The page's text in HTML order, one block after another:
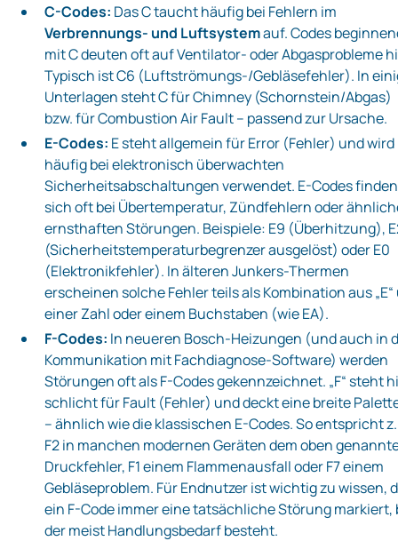
C-Codes: Das C taucht häufig bei Fehlern im
Verbrennungs- und Luftsystemauf. Codes
mit C deuten oft auf Ventilator- oder Abgasprobleme
Typisch ist C6 (Luftströmungs-/Gebläsefehler). In
Unterlagen steht C für Chimney (Schornstein/Abgas)
bzw. für Combustion Air Fault – passend zur Ursache.
E-Codes: E steht allgemein für Error (Fehler) und wird
häufig bei elektronisch überwachten
Sicherheitsabschaltungen verwendet. E-Codes finden
sich oft bei Übertemperatur, Zündfehlern oder
ernsthaften Störungen. Beispiele: E9 (Überhitzung),
(Sicherheitstemperaturbegrenzer ausgelöst) oder E0
(Elektronikfehler). In älteren Junkers-Thermen
erscheinen solche Fehler teils als Kombination aus
einer Zahl oder einem Buchstaben (wie EA).
F-Codes: In neueren Bosch-Heizungen (und auch in
Kommunikation mit Fachdiagnose-Software) werden
Störungen oft als F-Codes gekennzeichnet. „F“ steht
schlicht für Fault (Fehler) und deckt eine breite
– ähnlich wie die klassischen E-Codes. So entspricht z.
F2 in manchen modernen Geräten dem oben
Druckfehler, F1 einem Flammenausfall oder F7 einem
Gebläseproblem. Für Endnutzer ist wichtig zu wissen,
ein F-Code immer eine tatsächliche Störung markiert,
der meist Handlungsbedarf besteht.